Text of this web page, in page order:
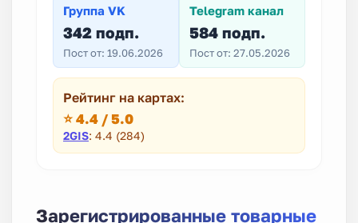
Группа VK
342 подп.
Пост от: 19.06.2026
Telegram канал
584 подп.
Пост от: 27.05.2026
Рейтинг на картах:
⭐ 4.4 / 5.0
2GIS: 4.4 (284)
Зарегистрированные товарные